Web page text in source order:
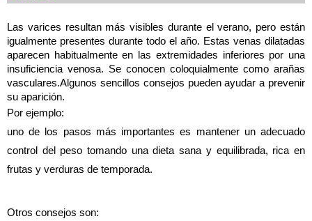
Las varices resultan más visibles durante el verano, pero están
igualmente presentes durante todo el año. Estas venas dilatadas
aparecen habitualmente en las extremidades inferiores por una
insuficiencia venosa. Se conocen coloquialmente como arañas
vasculares.Algunos sencillos consejos pueden ayudar a prevenir
su aparición.
Por ejemplo:
uno de los pasos más importantes es mantener un adecuado
control del peso tomando una dieta sana y equilibrada, rica en
frutas y verduras de temporada.
Otros consejos son: